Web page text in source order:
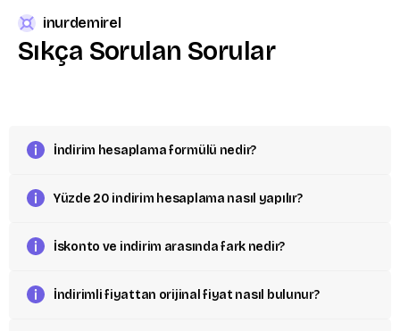
inurdemirel
Sıkça Sorulan Sorular
İndirim hesaplama formülü nedir?
Yüzde 20 indirim hesaplama nasıl yapılır?
İskonto ve indirim arasında fark nedir?
İndirimli fiyattan orijinal fiyat nasıl bulunur?